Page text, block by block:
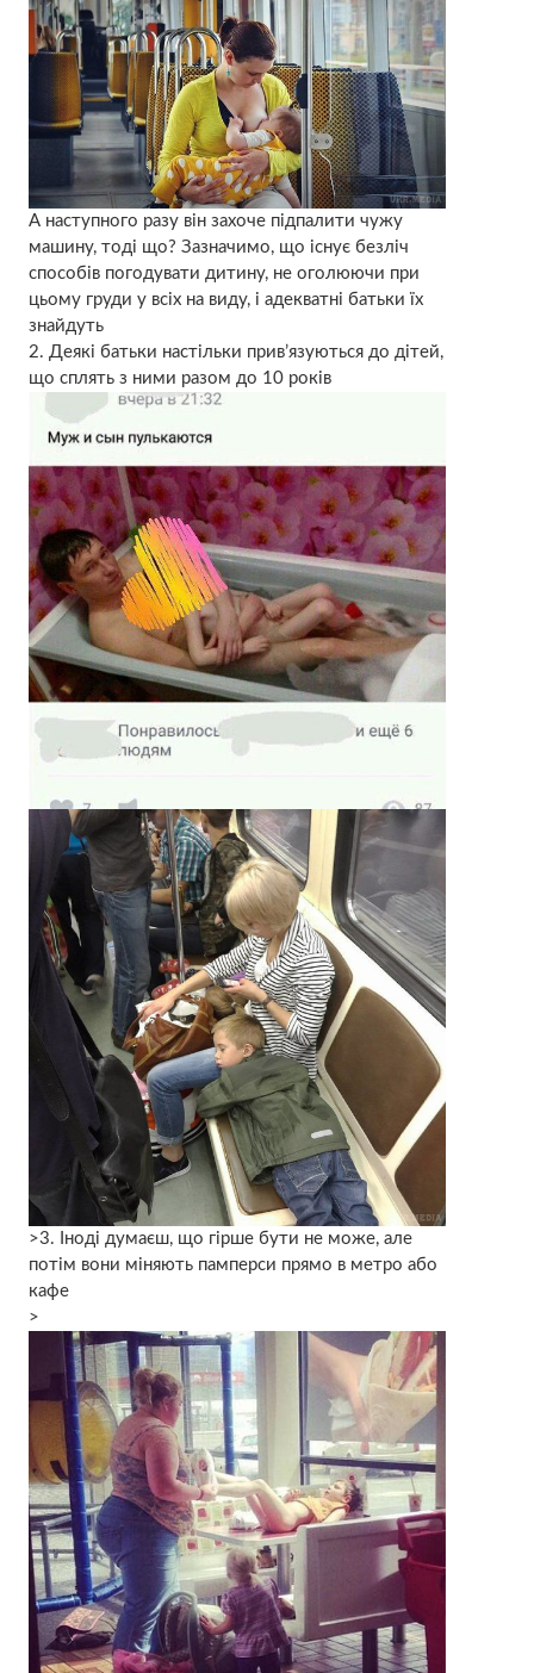
А наступного разу він захоче підпалити чужу
машину, тоді що? Зазначимо, що існує безліч
способів погодувати дитину, не оголюючи при
цьому груди у всіх на виду, і адекватні батьки їх
знайдуть
2. Деякі батьки настільки прив’язуються до дітей,
що сплять з ними разом до 10 років
>3. Іноді думаєш, що гірше бути не може, але
потім вони міняють памперси прямо в метро або
кафе
>